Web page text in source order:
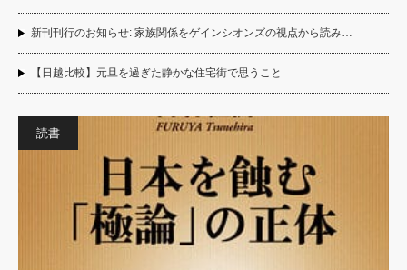
新刊刊行のお知らせ: 家族関係をゲインシオンズの視点から読み…
【日越比較】元旦を過ぎた静かな住宅街で思うこと
読書